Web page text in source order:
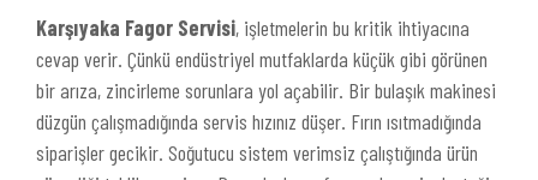
Karşıyaka Fagor Servisi, işletmelerin bu kritik ihtiyacına
cevap verir. Çünkü endüstriyel mutfaklarda küçük gibi görünen
bir arıza, zincirleme sorunlara yol açabilir. Bir bulaşık makinesi
düzgün çalışmadığında servis hızınız düşer. Fırın ısıtmadığında
siparişler gecikir. Soğutucu sistem verimsiz çalıştığında ürün